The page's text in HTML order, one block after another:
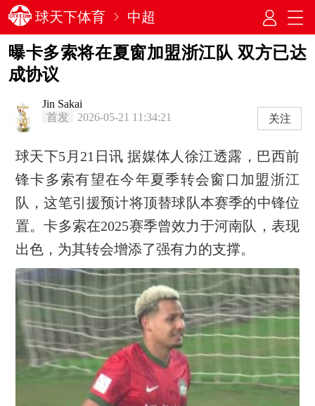
球天下体育 中超
曝卡多索将在夏窗加盟浙江队 双方已达
成协议
Jin Sakai
首发
2026-05-21 11:34:21 关注
球天下5月21日讯 据媒体人徐江透露，巴西前
锋卡多索有望在今年夏季转会窗口加盟浙江
队，这笔引援预计将顶替球队本赛季的中锋位
置。卡多索在2025赛季曾效力于河南队，表现
出色，为其转会增添了强有力的支撑。